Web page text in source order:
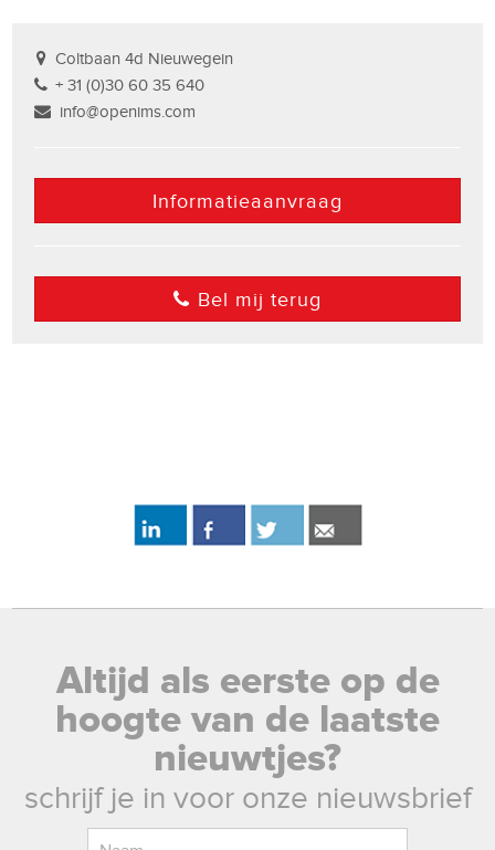
Coltbaan 4d Nieuwegein
+ 31 (0)30 60 35 640
info@openims.com
Informatieaanvraag
Bel mij terug
Altijd als eerste op de
hoogte van de laatste
nieuwtjes?
schrijf je in voor onze nieuwsbrief